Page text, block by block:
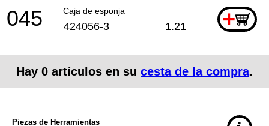
Caja de esponja +
045 424056-3 1.21
Hay 0 artículos en su cesta de la compra.
Piezas de Herramientas